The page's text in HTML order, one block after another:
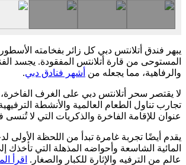
يبهر فندق أتلانتس دبي كل زائر بفخامته
المستوحى من قارة أتلانتس المفقودة. يجسد
والرفاهية، مما يجعله من أشهر فنادق دبي.
لا يقتصر سحر أتلانتس دبي على الغرف
تجارب تناول الطعام العالمية والأنشطة
عنوان للإقامة الفاخرة والذكريات التي لا
يقدم أيضًا تجربة غامرة تبدأ من اللحظة الأولى
المائية الشاسعة وأحواضه المذهلة التي تأخذك
عالم من الترفيه والإثارة للكبار والصغار. اقرأ